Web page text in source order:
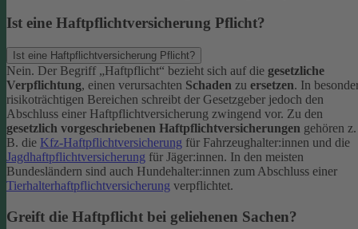
Ist eine Haftpflichtversicherung Pflicht?
Ist eine Haftpflichtversicherung Pflicht?
Nein. Der Begriff „Haftpflicht“ bezieht sich auf die gesetzliche
Verpflichtung, einen verursachten Schaden zu ersetzen. In
risikoträchtigen Bereichen schreibt der Gesetzgeber jedoch den
Abschluss einer Haftpflichtversicherung zwingend vor. Zu den
gesetzlich vorgeschriebenen Haftpflichtversicherungen gehören z.
B. die Kfz-Haftpflichtversicherung für Fahrzeughalter:innen und die
Jagdhaftpflichtversicherung für Jäger:innen. In den meisten
Bundesländern sind auch Hundehalter:innen zum Abschluss einer
Tierhalterhaftpflichtversicherung verpflichtet.
Greift die Haftpflicht bei geliehenen Sachen?